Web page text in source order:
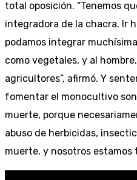
total oposición. “Tenemos
integradora de la chacra. Ir
podamos integrar
como vegetales, y al
agricultores”, afirmó. Y
fomentar el monocultivo
muerte, porque
abuso de herbicidas,
muerte, y nosotros estamos